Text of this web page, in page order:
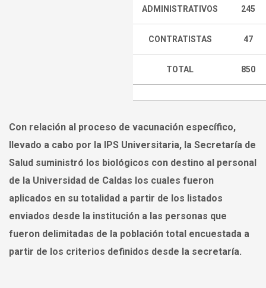
ADMINISTRATIVOS 245
CONTRATISTAS 47
TOTAL 850
Con relación al proceso de vacunación específico,
llevado a cabo por la IPS Universitaria, la Secretaría de
Salud suministró los biológicos con destino al personal
de la Universidad de Caldas los cuales fueron
aplicados en su totalidad a partir de los listados
enviados desde la institución a las personas que
fueron delimitadas de la población total encuestada a
partir de los criterios definidos desde la secretaría.